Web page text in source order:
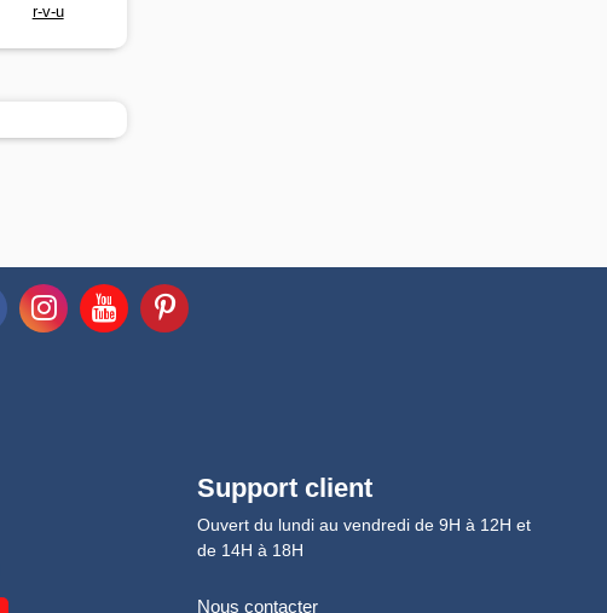
r-v-u
Support client
Ouvert du lundi au vendredi de 9H à 12H et
de 14H à 18H
Nous contacter